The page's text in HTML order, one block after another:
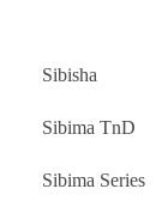
Sibisha
Sibima TnD
Sibima Series